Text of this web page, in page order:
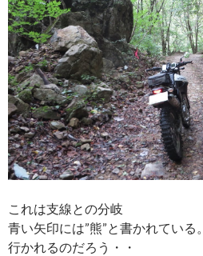
これは支線との分岐
青い矢印には”熊”と書かれてい
行かれるのだろう・・